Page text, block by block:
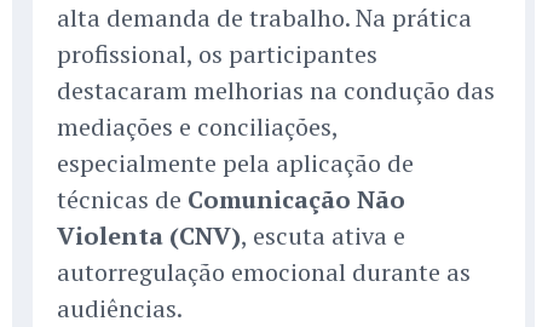
alta demanda de trabalho. Na prática
profissional, os participantes
destacaram melhorias na condução das
mediações e conciliações,
especialmente pela aplicação de
técnicas de Comunicação Não
Violenta (CNV), escuta ativa e
autorregulação emocional durante as
audiências.